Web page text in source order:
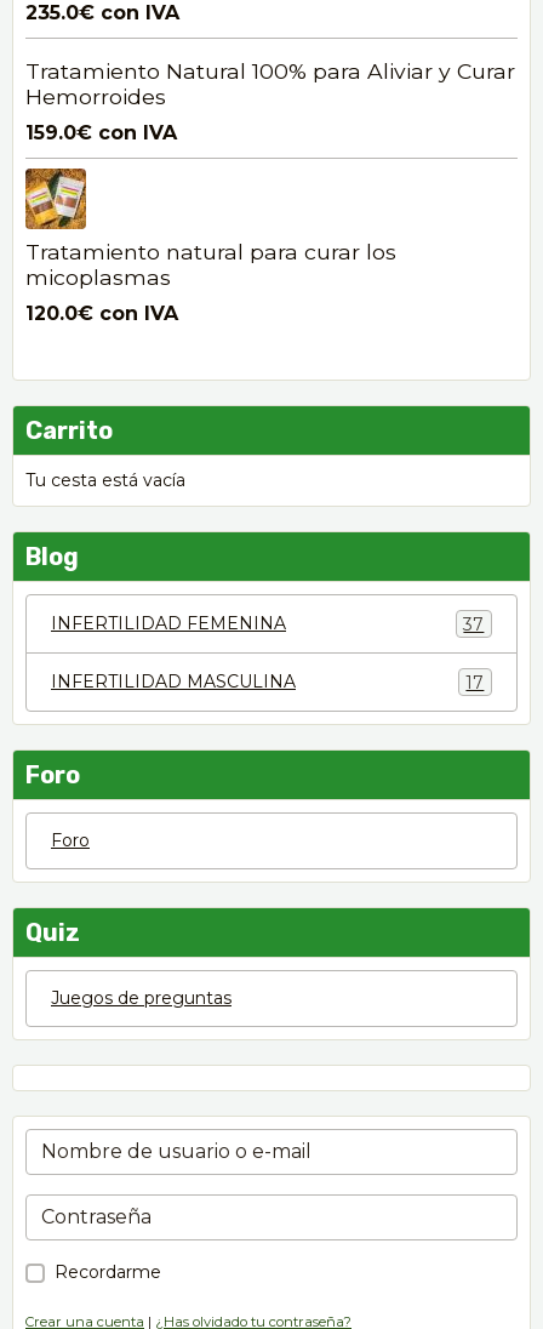
235.0€ con IVA
Tratamiento Natural 100% para Aliviar y Curar
Hemorroides
159.0€ con IVA
Tratamiento natural para curar los
micoplasmas
120.0€ con IVA
Carrito
Tu cesta está vacía
Blog
INFERTILIDAD FEMENINA 37
INFERTILIDAD MASCULINA 17
Foro
Foro
Quiz
Juegos de preguntas
Recordarme
Crear una cuenta | ¿Has olvidado tu contraseña?